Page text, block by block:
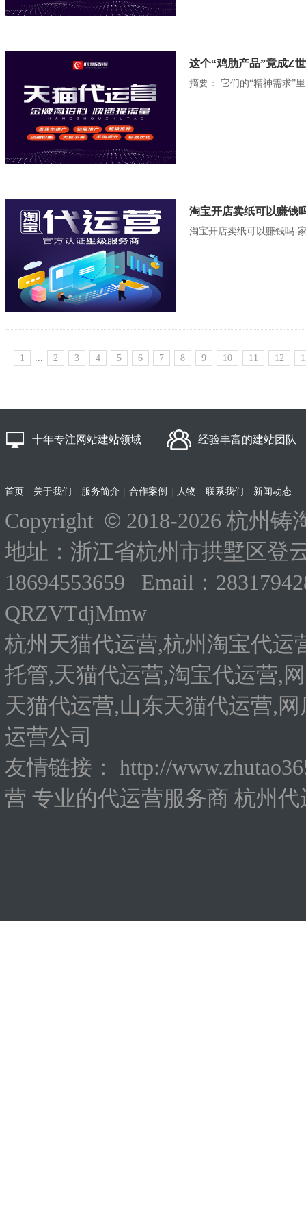
这个“鸡肋产品”竟成Z
摘要： 它们的“精神需求”
淘宝开店卖纸可以赚钱
淘宝开店卖纸可以赚钱吗-
1 ... 2 3 4 5 6 7 8 9 10 11 12
十年专注网站建站领域 经验丰富的建站团队
首页 关于我们 服务简介 合作案例 人物 联系我们 新闻动态
Copyright © 2018-2026 杭州铸
地址：浙江省杭州市拱墅区登
18694553659 Email：
QRZVTdjMmw
杭州天猫代运营,杭州淘宝代运
托管,天猫代运营,淘宝代运营,
天猫代运营,山东天猫代运营,
运营公司
友情链接：
http://
营 专业的代运营服务商 杭州代